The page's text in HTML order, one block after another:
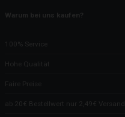
Warum bei uns kaufen?
100% Service
Hohe Qualität
Faire Preise
ab 20€ Bestellwert nur 2,49€ Versand